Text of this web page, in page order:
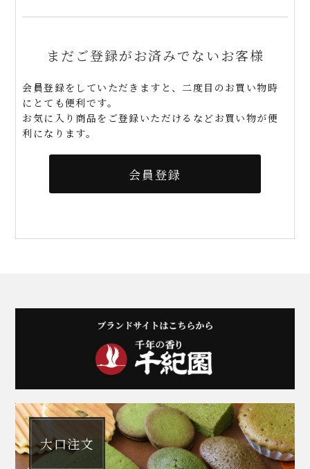
まだご登録がお済みでないお客様
会員登録をしていただきますと、二度目のお買い物時
にとても便利です。
お気に入り商品をご登録いただけるなどお買い物が便
利になります。
会員登録
大口注文